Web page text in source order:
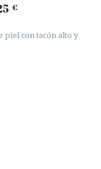
€
piel con tacón alto y